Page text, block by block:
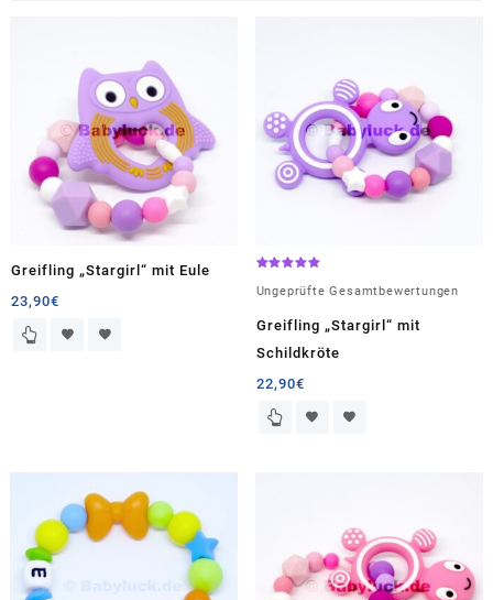
Greifling „Stargirl“ mit Eule
23,90€
mit
5.00
Ungeprüfte Gesamtbewertungen
Greifling „Stargirl“ mit
Schildkröte
22,90€